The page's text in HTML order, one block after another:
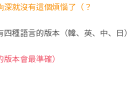
深就沒有這個煩惱了（？
種語言的版本（韓、英、中、日）
本會最準確）